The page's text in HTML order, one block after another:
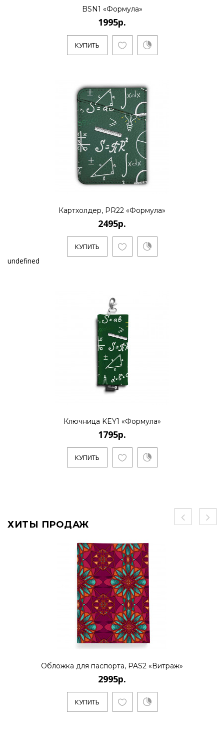
BSN1 «Формула»
1995р.
КУПИТЬ
Картхолдер, PR22 «Формула»
2495р.
КУПИТЬ
undefined
Ключница KEY1 «Формула»
1795р.
КУПИТЬ
ХИТЫ ПРОДАЖ
Обложка для паспорта, PAS2 «Витраж»
2995р.
КУПИТЬ